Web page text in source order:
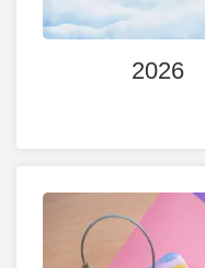
2026